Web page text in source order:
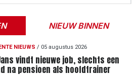
NIEUW BINNEN
NIEUWS / 05 augustus 2026
vindt nieuwe job, slechts een
na pensioen als hoofdtrainer